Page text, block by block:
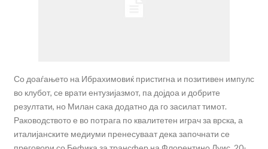
Со доаѓањето на Ибрахимовиќ пристигна и позитивен импулс
во клубот, се врати ентузијазмот, па дојдоа и добрите
резултати, но Милан сака додатно да го засилат тимот.
Раководството е во потрага по квалитетен играч за врска, а
италијанските медиуми пренесуваат дека започнати се